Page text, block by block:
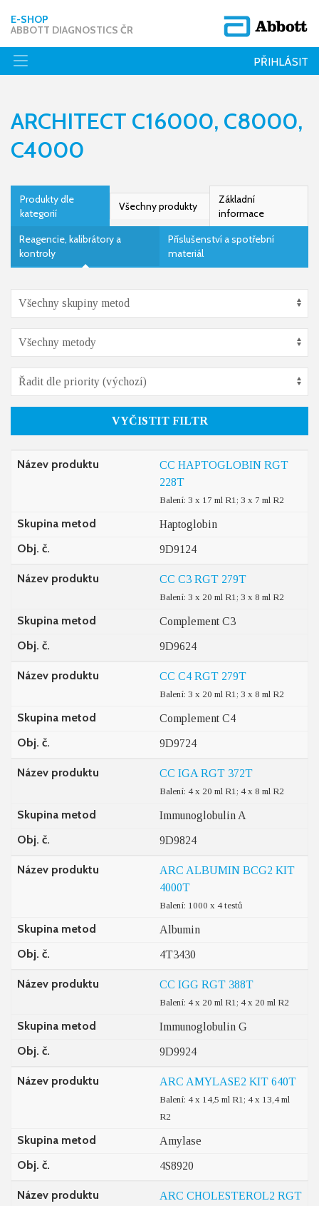
E-SHOP
ABBOTT DIAGNOSTICS ČR
PŘIHLÁSIT
ARCHITECT C16000, C8000,
C4000
Produkty dle
kategorií
Všechny produkty
Základní
informace
Reagencie, kalibrátory a
kontroly
Příslušenství a spotřební
materiál
VYČISTIT FILTR
Název produktu
CC HAPTOGLOBIN RGT
228T
Balení: 3 x 17 ml R1; 3 x 7 ml R2
Skupina metod Haptoglobin
Obj. č. 9D9124
Název produktu CC C3 RGT 279T
Balení: 3 x 20 ml R1; 3 x 8 ml R2
Skupina metod Complement C3
Obj. č. 9D9624
Název produktu CC C4 RGT 279T
Balení: 3 x 20 ml R1; 3 x 8 ml R2
Skupina metod Complement C4
Obj. č. 9D9724
Název produktu CC IGA RGT 372T
Balení: 4 x 20 ml R1; 4 x 8 ml R2
Skupina metod Immunoglobulin A
Obj. č. 9D9824
Název produktu
ARC ALBUMIN BCG2 KIT
4000T
Balení: 1000 x 4 testů
Skupina metod Albumin
Obj. č. 4T3430
Název produktu CC IGG RGT 388T
Balení: 4 x 20 ml R1; 4 x 20 ml R2
Skupina metod Immunoglobulin G
Obj. č. 9D9924
Název produktu ARC AMYLASE2 KIT 640T
Balení: 4 x 14,5 ml R1; 4 x 13,4 ml
R2
Skupina metod Amylase
Obj. č. 4S8920
Název produktu
ARC CHOLESTEROL2 RGT